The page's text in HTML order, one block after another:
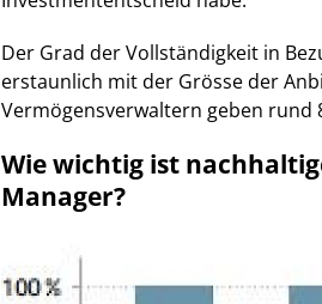
Der Grad der Vollständigkeit in
erstaunlich mit der Grösse der
Vermögensverwaltern geben rund
Wie wichtig ist
Manager?